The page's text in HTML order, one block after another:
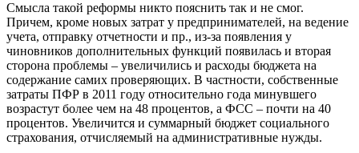
Смысла такой реформы никто пояснить так и не смог.
Причем, кроме новых затрат у предпринимателей, на ведение
учета, отправку отчетности и пр., из-за появления у
чиновников дополнительных функций появилась и вторая
сторона проблемы – увеличились и расходы бюджета на
содержание самих проверяющих. В частности, собственные
затраты ПФР в 2011 году относительно года минувшего
возрастут более чем на 48 процентов, а ФСС – почти на 40
процентов. Увеличится и суммарный бюджет социального
страхования, отчисляемый на административные нужды.